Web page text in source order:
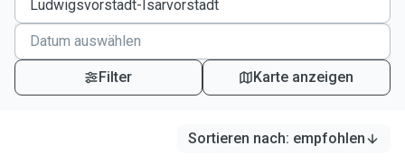
Filter Karte anzeigen
Sortieren nach: empfohlen